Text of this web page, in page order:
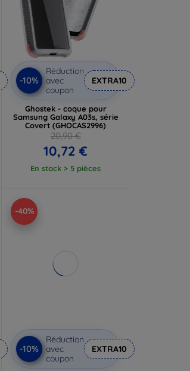
-10%
Réduction
avec
coupon
EXTRA10
Ghostek - coque pour
Samsung Galaxy A03s, série
Covert (GHOCAS2996)
20,90 €
10,72 €
En stock > 5 pièces
-40%
-10%
Réduction
avec
coupon
EXTRA10